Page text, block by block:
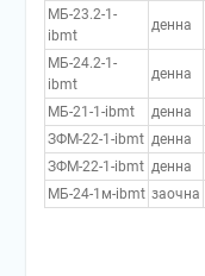
МБ-23.2-1-
ibmt
денна
МБ-24.2-1-
ibmt
денна
МБ-21-1-ibmt денна
ЗФМ-22-1-ibmt денна
ЗФМ-22-1-ibmt денна
МБ-24-1м-ibmt заочна